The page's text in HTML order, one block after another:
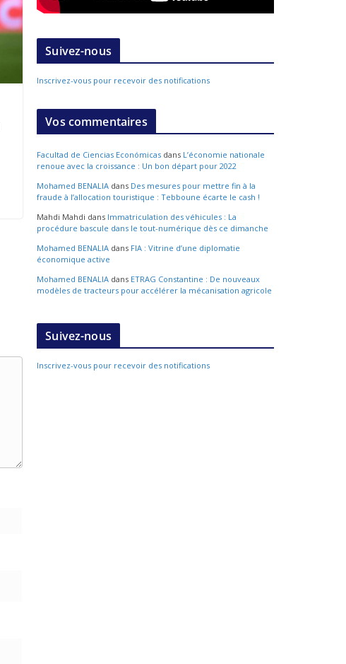
Suivez-nous
Inscrivez-vous pour recevoir des notifications
Vos commentaires
Facultad de Ciencias Económicas dans L’économie nationale
renoue avec la croissance : Un bon départ pour 2022
Mohamed BENALIA dans Des mesures pour mettre fin à la
fraude à l’allocation touristique : Tebboune écarte le cash !
Mahdi Mahdi dans Immatriculation des véhicules : La
procédure bascule dans le tout-numérique dès ce dimanche
Mohamed BENALIA dans FIA : Vitrine d’une diplomatie
économique active
Mohamed BENALIA dans ETRAG Constantine : De nouveaux
modèles de tracteurs pour accélérer la mécanisation agricole
Suivez-nous
Inscrivez-vous pour recevoir des notifications